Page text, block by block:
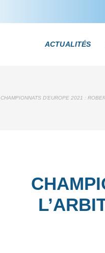
ACTUALITÉS
CHAMPIONNATS D’EUROPE 2021 :